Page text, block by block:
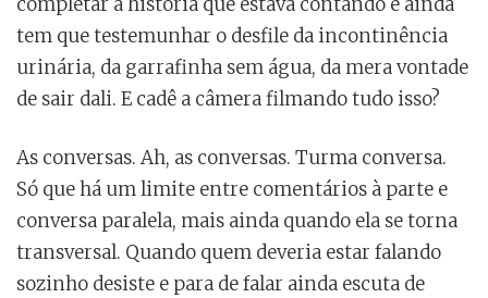
tem que testemunhar o desfile da incontinência
urinária, da garrafinha sem água, da mera vontade
de sair dali. E cadê a câmera filmando tudo isso?
As conversas. Ah, as conversas. Turma conversa.
Só que há um limite entre comentários à parte e
conversa paralela, mais ainda quando ela se torna
transversal. Quando quem deveria estar falando
sozinho desiste e para de falar ainda escuta de